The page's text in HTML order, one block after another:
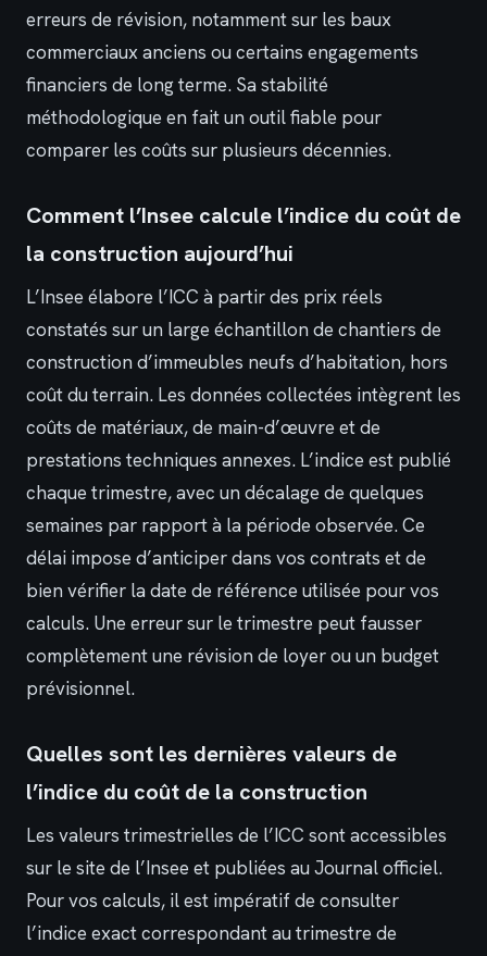
erreurs de révision, notamment sur les baux
commerciaux anciens ou certains engagements
financiers de long terme. Sa stabilité
méthodologique en fait un outil fiable pour
comparer les coûts sur plusieurs décennies.
Comment l’Insee calcule l’indice du coût de
la construction aujourd’hui
L’Insee élabore l’ICC à partir des prix réels
constatés sur un large échantillon de chantiers de
construction d’immeubles neufs d’habitation, hors
coût du terrain. Les données collectées intègrent les
coûts de matériaux, de main-d’œuvre et de
prestations techniques annexes. L’indice est publié
chaque trimestre, avec un décalage de quelques
semaines par rapport à la période observée. Ce
délai impose d’anticiper dans vos contrats et de
bien vérifier la date de référence utilisée pour vos
calculs. Une erreur sur le trimestre peut fausser
complètement une révision de loyer ou un budget
prévisionnel.
Quelles sont les dernières valeurs de
l’indice du coût de la construction
Les valeurs trimestrielles de l’ICC sont accessibles
sur le site de l’Insee et publiées au Journal officiel.
Pour vos calculs, il est impératif de consulter
l’indice exact correspondant au trimestre de